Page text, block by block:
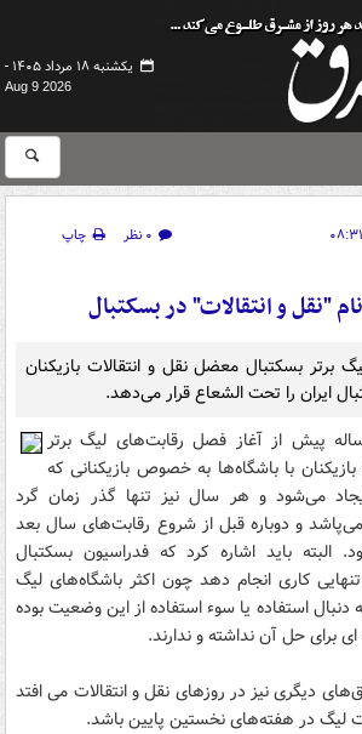
یکشنبه ۱۸ مرداد ۱۴۰۵ -
Aug 9 2026
۰ نظر
چاپ
"نقل و انتقالات" در بسکتبال
برتر بسکتبال معضل نقل و انتقالات بازیکنان
ایران را تحت الشعاع قرار می‌دهد.
پیش از آغاز فصل ر‌قا‌بت‌های لیگ برتر
با باشگاه‌ها به خصوص بازیکنانی که
می‌شود و هر سال نیز تنها گذر زمان گرد
و دوباره قبل از شروع ر‌قا‌بت‌های سال بعد
البته باید اشاره کرد که فدراسیون بسکتبال
کاری انجام دهد چون اکثر باشگاه‌های لیگ
استفاده یا سوء استفاده از این وضعیت بوده
برای حل آن نداشته و ندارند.
دیگری نیز در روزهای نقل و انتقالات می افتد
لیگ در هفته‌های نخستین پایین باشد.